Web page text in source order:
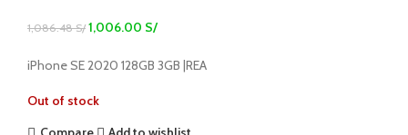
1,086.48S/ 1,006.00 S/
iPhone SE 2020 128GB 3GB |REA
Out of stock